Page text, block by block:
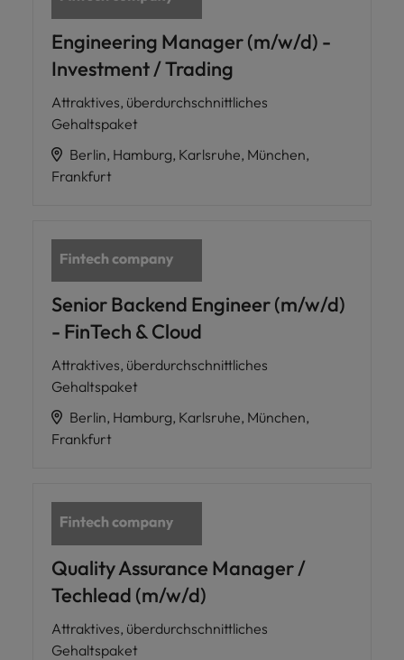
Engineering Manager (m/w/d) -
Investment / Trading
Attraktives, überdurchschnittliches
Gehaltspaket
Berlin, Hamburg, Karlsruhe, München,
Frankfurt
Senior Backend Engineer (m/w/d)
- FinTech & Cloud
Attraktives, überdurchschnittliches
Gehaltspaket
Berlin, Hamburg, Karlsruhe, München,
Frankfurt
Quality Assurance Manager /
Techlead (m/w/d)
Attraktives, überdurchschnittliches
Gehaltspaket